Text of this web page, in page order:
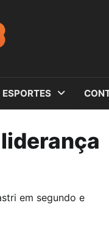
em segundo e